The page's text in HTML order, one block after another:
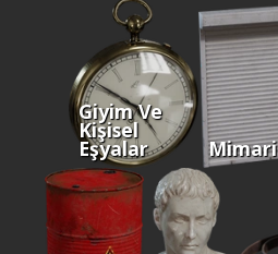
Giyim Ve
Kişisel
Eşyalar Mimari